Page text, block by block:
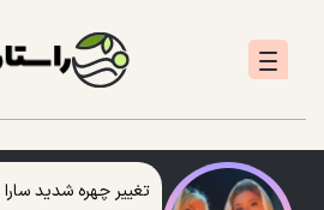
تغییر چهره شدید